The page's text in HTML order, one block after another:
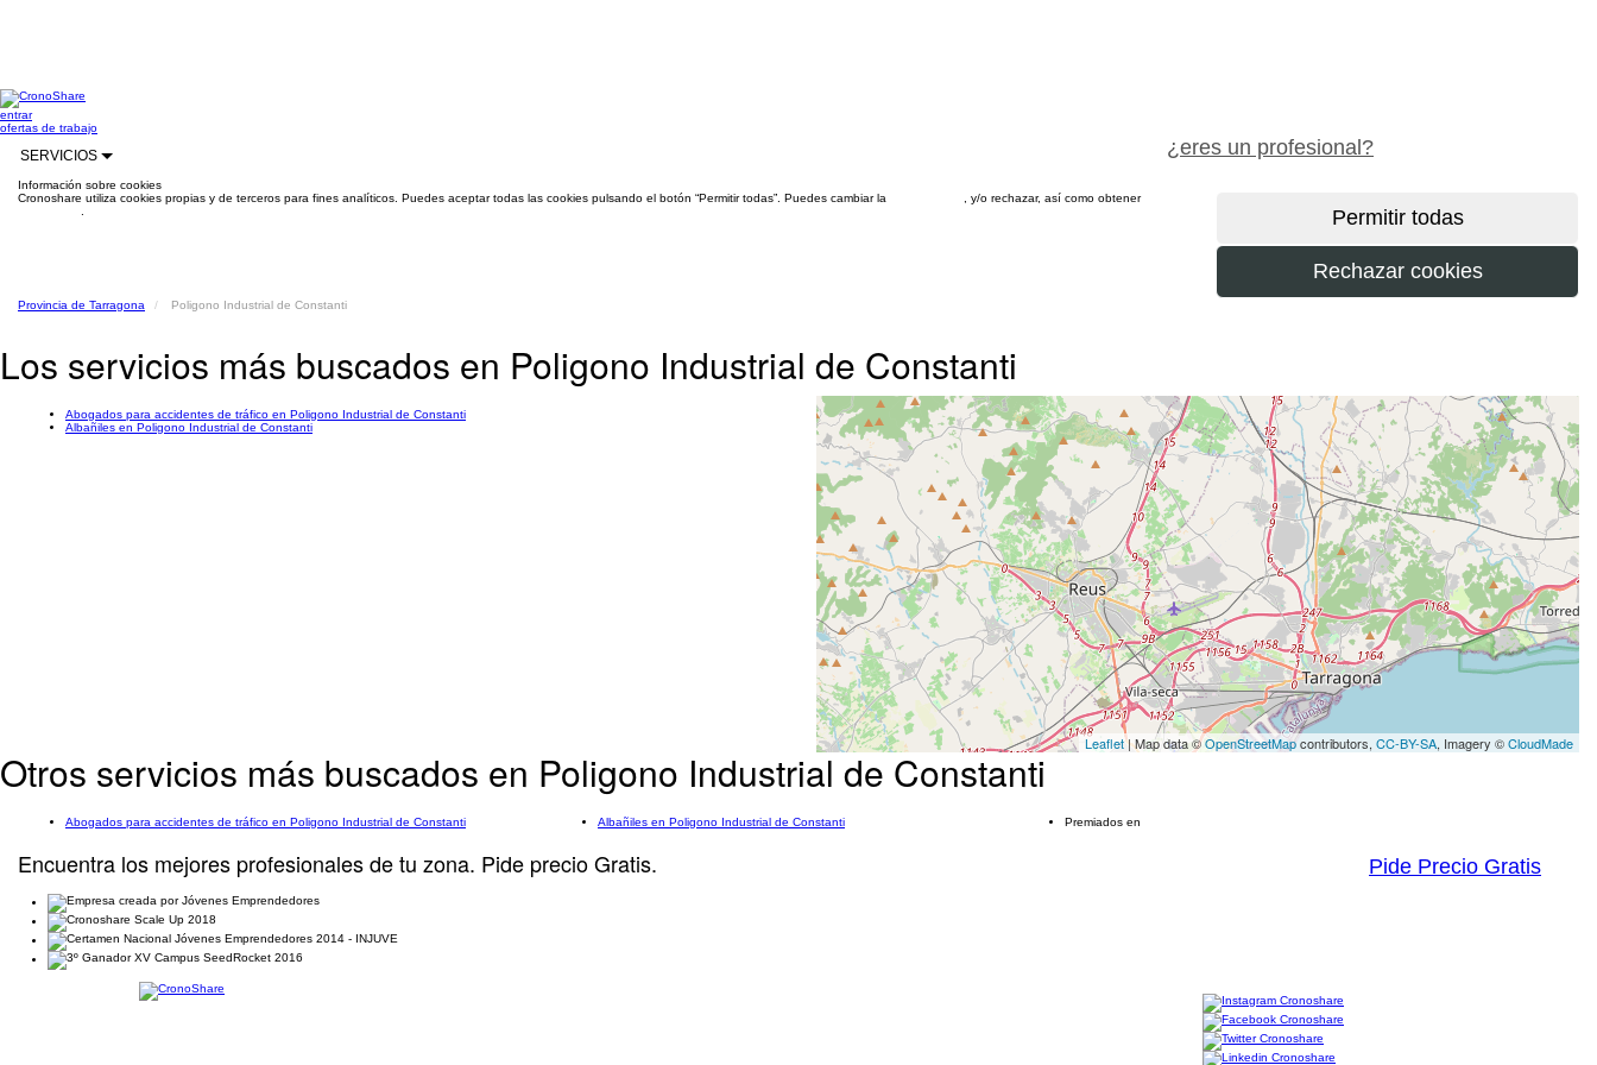
entrar
¿eres un profesional?
ofertas de trabajo
SERVICIOS
Información sobre cookies
Cronoshare utiliza cookies propias y de terceros para fines analíticos. Puedes aceptar todas las cookies pulsando el botón “Permitir todas”. Puedes cambiar la
, y/o rechazar, así como obtener
Provincia de Tarragona Poligono Industrial de Constanti
Los servicios más buscados en Poligono Industrial de Constanti
Abogados para accidentes de tráfico en Poligono Industrial de Constanti
Albañiles en Poligono Industrial de Constanti
Leaflet| Map data ©OpenStreetMapcontributors, CC-BY-SA, Imagery ©CloudMade
Otros servicios más buscados en Poligono Industrial de Constanti
Abogados para accidentes de tráfico en Poligono Industrial de Constanti Albañiles en Poligono Industrial de Constanti
Encuentra los mejores profesionales de tu zona. Pide precio Gratis. Pide Precio Gratis
Premiados en